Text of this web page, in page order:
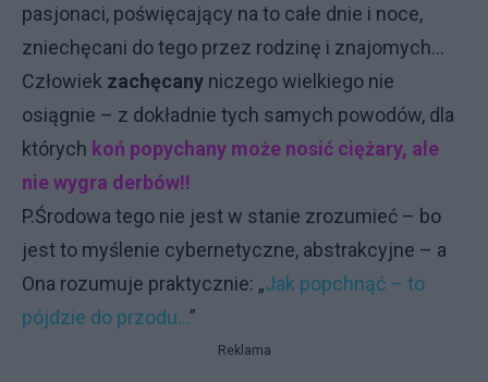
pasjonaci, poświęcający na to całe dnie i noce,
zniechęcani do tego przez rodzinę i znajomych...
Człowiek zachęcany niczego wielkiego nie
osiągnie – z dokładnie tych samych powodów, dla
których koń popychany może nosić ciężary, ale
nie wygra derbów!!
P.Środowa tego nie jest w stanie zrozumieć – bo
jest to myślenie cybernetyczne, abstrakcyjne – a
Ona rozumuje praktycznie: „Jak popchnąć – to
pójdzie do przodu...”
Reklama